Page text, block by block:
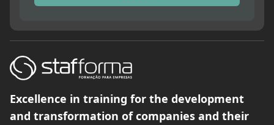
Excellence in training for the development
and transformation of companies and their